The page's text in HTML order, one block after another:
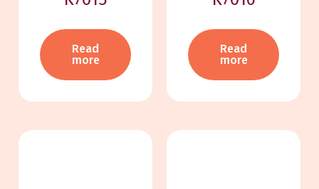
Read
more
Read
more